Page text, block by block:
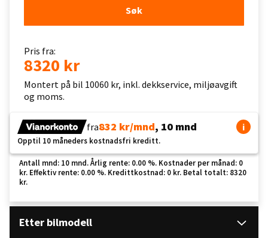
Søk
Pris fra:
8320 kr
Montert på bil 10060 kr, inkl. dekkservice, miljøavgift
og moms.
fra832 kr/mnd, 10 mnd i
Opptil 10 måneders kostnadsfri kreditt.
Antall mnd: 10 mnd. Årlig rente: 0.00 %. Kostnader per månad: 0
kr. Effektiv rente: 0.00 %. Kredittkostnad: 0 kr. Betal totalt: 8320
kr.
Etter bilmodell